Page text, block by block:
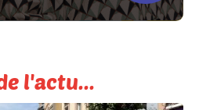
l'actu...